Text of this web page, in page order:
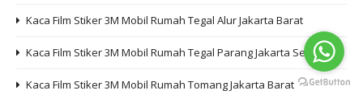
Kaca Film Stiker 3M Mobil Rumah Tegal Alur Jakarta Barat
Kaca Film Stiker 3M Mobil Rumah Tegal Parang Jakarta Selatan
Kaca Film Stiker 3M Mobil Rumah Tomang Jakarta Barat